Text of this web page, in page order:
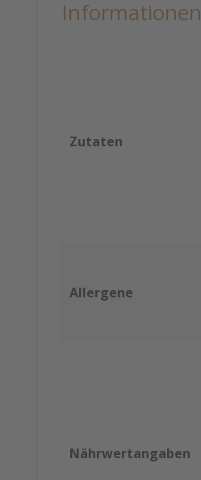
Informationen
Zutaten
Allergene
Nährwertangaben